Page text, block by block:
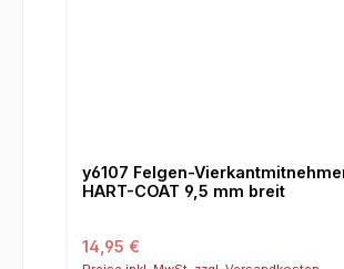
y6107 Felgen-
HART-COAT 9,5 mm breit
Regulärer Preis:
14,95 €